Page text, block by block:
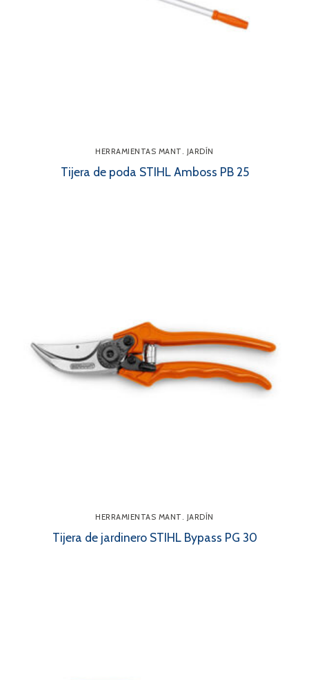
HERRAMIENTAS MANT. JARDÍN
Tijera de poda STIHL Amboss PB 25
HERRAMIENTAS MANT. JARDÍN
Tijera de jardinero STIHL Bypass PG 30